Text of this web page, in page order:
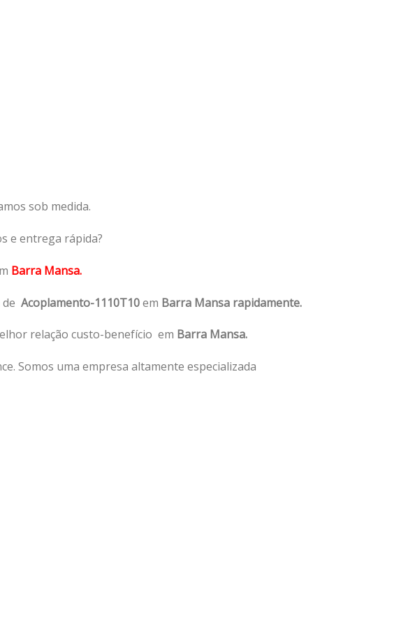
sob medida.
e entrega rápida?
Barra Mansa.
Acoplamento-1110T10em Barra Mansa rapidamente.
relação custo-benefício em Barra Mansa.
Somos uma empresa altamente especializada